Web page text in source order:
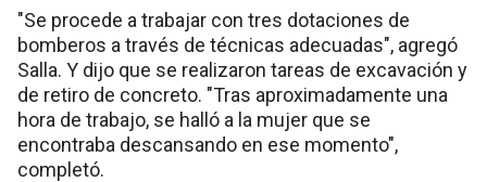
"Se procede a trabajar con tres dotaciones de
bomberos a través de técnicas adecuadas", agregó
Salla. Y dijo que se realizaron tareas de excavación y
de retiro de concreto. "Tras aproximadamente una
hora de trabajo, se halló a la mujer que se
encontraba descansando en ese momento",
completó.